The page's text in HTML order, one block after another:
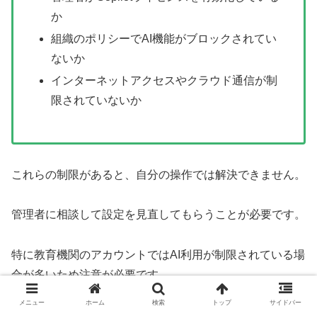
か
組織のポリシーでAI機能がブロックされてい
ないか
インターネットアクセスやクラウド通信が制
限されていないか
これらの制限があると、自分の操作では解決できません。
管理者に相談して設定を見直してもらうことが必要です。
特に教育機関のアカウントではAI利用が制限されている場
合が多いため注意が必要です。
メニュー ホーム 検索 トップ サイドバー